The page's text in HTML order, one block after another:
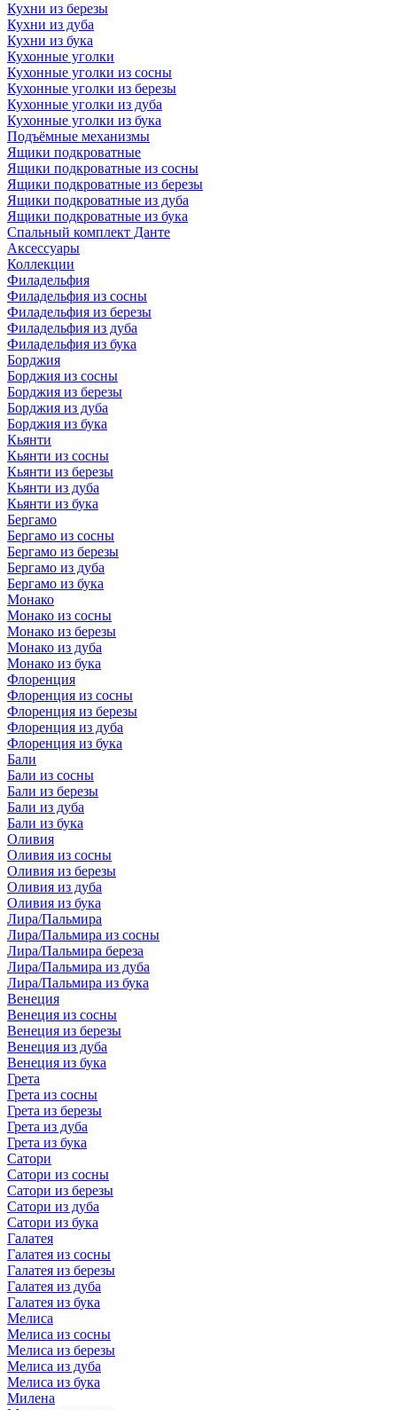
Кухни из березы
Кухни из дуба
Кухни из бука
Кухонные уголки
Кухонные уголки из сосны
Кухонные уголки из березы
Кухонные уголки из дуба
Кухонные уголки из бука
Подъёмные механизмы
Ящики подкроватные
Ящики подкроватные из сосны
Ящики подкроватные из березы
Ящики подкроватные из дуба
Ящики подкроватные из бука
Спальный комплект Данте
Аксессуары
Коллекции
Филадельфия
Филадельфия из сосны
Филадельфия из березы
Филадельфия из дуба
Филадельфия из бука
Борджия
Борджия из сосны
Борджия из березы
Борджия из дуба
Борджия из бука
Кьянти
Кьянти из сосны
Кьянти из березы
Кьянти из дуба
Кьянти из бука
Бергамо
Бергамо из сосны
Бергамо из березы
Бергамо из дуба
Бергамо из бука
Монако
Монако из сосны
Монако из березы
Монако из дуба
Монако из бука
Флоренция
Флоренция из сосны
Флоренция из березы
Флоренция из дуба
Флоренция из бука
Бали
Бали из сосны
Бали из березы
Бали из дуба
Бали из бука
Оливия
Оливия из сосны
Оливия из березы
Оливия из дуба
Оливия из бука
Лира/Пальмира
Лира/Пальмира из сосны
Лира/Пальмира береза
Лира/Пальмира из дуба
Лира/Пальмира из бука
Венеция
Венеция из сосны
Венеция из березы
Венеция из дуба
Венеция из бука
Грета
Грета из сосны
Грета из березы
Грета из дуба
Грета из бука
Сатори
Сатори из сосны
Сатори из березы
Сатори из дуба
Сатори из бука
Галатея
Галатея из сосны
Галатея из березы
Галатея из дуба
Галатея из бука
Мелиса
Мелиса из сосны
Мелиса из березы
Мелиса из дуба
Мелиса из бука
Милена